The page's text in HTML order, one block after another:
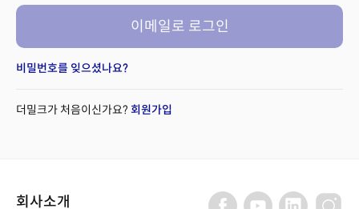
이메일로 로그인
비밀번호를 잊으셨나요?
더밀크가 처음이신가요? 회원가입
회사소개